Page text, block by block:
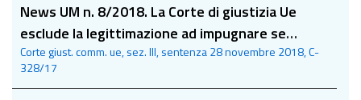
News UM n. 8/2018. La Corte di giustizia Ue
esclude la legittimazione ad impugnare se
manca la domanda di partecipazione alla gara
Corte giust. comm. ue, sez. III, sentenza 28 novembre 2018, C-
328/17